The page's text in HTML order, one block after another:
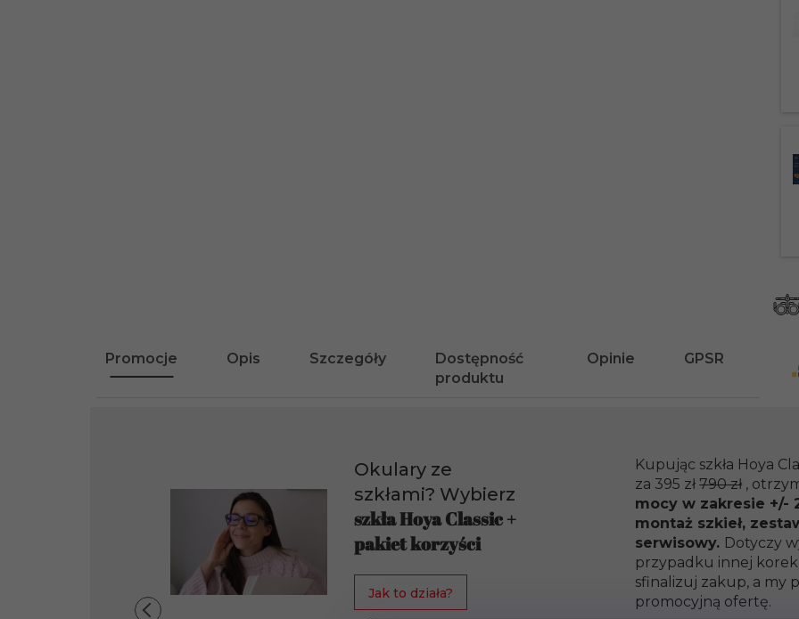
Promocje Opis Szczegóły
Dostępność
produktu
Opinie GPSR
Okulary ze
szkłami? Wybierz
szkła Hoya Classic +
pakiet korzyści
Jak to działa?
Kupując szkła Hoya
za 395 zł790 zł ,
mocy w zakresie +/-
montaż szkieł,
serwisowy. Dotyczy
przypadku innej
sfinalizuj zakup, a my
promocyjną ofertę.